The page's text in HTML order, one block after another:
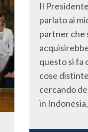
Il
parlato ai
partner che
questo si fa
cose
cercando
in